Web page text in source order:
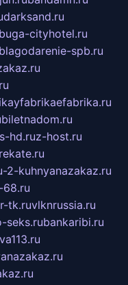
darksand.ru
cityhotel.ru
blagodarenie-spb.ru
biletnadom.ru
hd.ruz-host.ru
2-kuhnyanazakaz.ru
68.ru
tk.ruvlknrussia.ru
seks.rubankaribi.ru